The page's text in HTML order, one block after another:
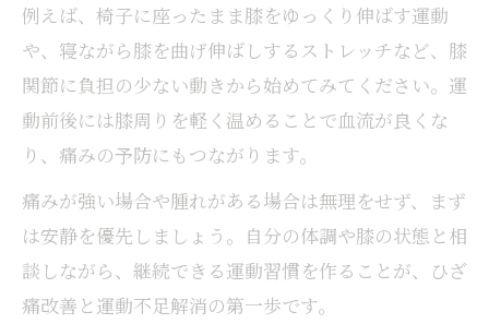
ト
日常生活に筋肉トレーニングを取り入れる
方法
寝ながらできる膝に優しいストレッチ紹介
変形性膝関節症にも対応した寝ながらスト
レッチ
ひざ痛緩和に役立つ簡単寝たまま体操の方
法
膝に負担をかけないストレッチの実践ポイ
例えば、椅子に座ったまま膝をゆっくり伸ばす運動
や、寝ながら膝を曲げ伸ばしするストレッチなど、膝
関節に負担の少ない動きから始めてみてください。運
動前後には膝周りを軽く温めることで血流が良くな
り、痛みの予防にもつながります。
痛みが強い場合や腫れがある場合は無理をせず、まず
は安静を優先しましょう。自分の体調や膝の状態と相
談しながら、継続できる運動習慣を作ることが、ひざ
痛改善と運動不足解消の第一歩です。